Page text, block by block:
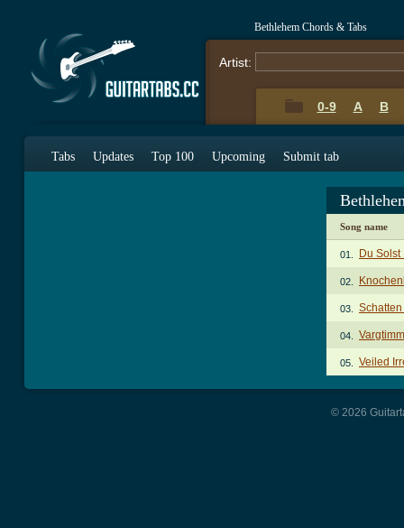
Bethlehem Chords & Tabs
Artist:
0-9 A B
Tabs Updates Top 100 Upcoming Submit tab
Song name
01. Du Solst
02.
03.
04.
05. Veiled
© 2026